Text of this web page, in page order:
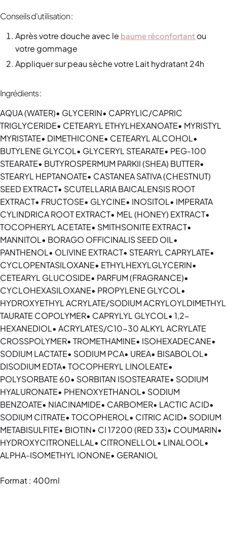
Conseils d’utilisation :
Après votre douche avec le baume réconfortant ou
votre gommage
Appliquer sur peau sèche votre Lait hydratant 24h
Ingrédients :
AQUA (WATER)• GLYCERIN• CAPRYLIC/CAPRIC
TRIGLYCERIDE• CETEARYL ETHYLHEXANOATE• MYRISTYL
MYRISTATE• DIMETHICONE• CETEARYL ALCOHOL•
BUTYLENE GLYCOL• GLYCERYL STEARATE• PEG-100
STEARATE• BUTYROSPERMUM PARKII (SHEA) BUTTER•
STEARYL HEPTANOATE• CASTANEA SATIVA (CHESTNUT)
SEED EXTRACT• SCUTELLARIA BAICALENSIS ROOT
EXTRACT• FRUCTOSE• GLYCINE• INOSITOL• IMPERATA
CYLINDRICA ROOT EXTRACT• MEL (HONEY) EXTRACT•
TOCOPHERYL ACETATE• SMITHSONITE EXTRACT•
MANNITOL• BORAGO OFFICINALIS SEED OIL•
PANTHENOL• OLIVINE EXTRACT• STEARYL CAPRYLATE•
CYCLOPENTASILOXANE• ETHYLHEXYLGLYCERIN•
CETEARYL GLUCOSIDE• PARFUM (FRAGRANCE)•
CYCLOHEXASILOXANE• PROPYLENE GLYCOL•
HYDROXYETHYL ACRYLATE/SODIUM ACRYLOYLDIMETHYL
TAURATE COPOLYMER• CAPRYLYL GLYCOL• 1,2-
HEXANEDIOL• ACRYLATES/C10-30 ALKYL ACRYLATE
CROSSPOLYMER• TROMETHAMINE• ISOHEXADECANE•
SODIUM LACTATE• SODIUM PCA• UREA• BISABOLOL•
DISODIUM EDTA• TOCOPHERYL LINOLEATE•
POLYSORBATE 60• SORBITAN ISOSTEARATE• SODIUM
HYALURONATE• PHENOXYETHANOL• SODIUM
BENZOATE• NIACINAMIDE• CARBOMER• LACTIC ACID•
SODIUM CITRATE• TOCOPHEROL• CITRIC ACID• SODIUM
METABISULFITE• BIOTIN• CI 17200 (RED 33)• COUMARIN•
HYDROXYCITRONELLAL• CITRONELLOL• LINALOOL•
ALPHA-ISOMETHYL IONONE• GERANIOL
Format : 400ml